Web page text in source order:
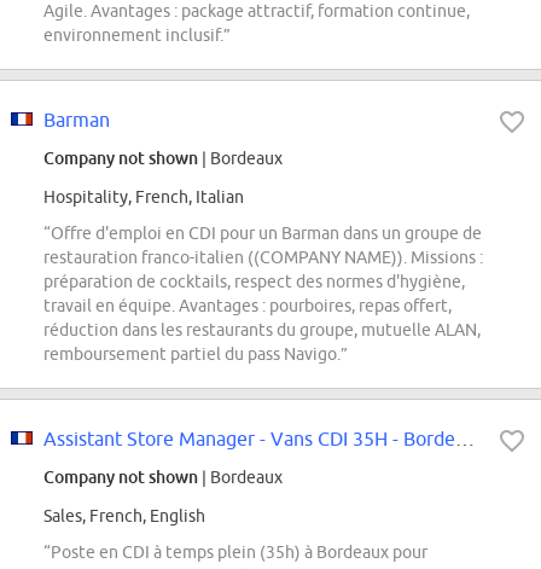
Agile. Avantages : package attractif, formation continue,
environnement inclusif.”
Barman
Company not shown | Bordeaux
Hospitality, French, Italian
“Offre d'emploi en CDI pour un Barman dans un groupe de
restauration franco-italien ((COMPANY NAME)). Missions :
préparation de cocktails, respect des normes d'hygiène,
travail en équipe. Avantages : pourboires, repas offert,
réduction dans les restaurants du groupe, mutuelle ALAN,
remboursement partiel du pass Navigo.”
Company not shown | Bordeaux
Sales, French, English
“Poste en CDI à temps plein (35h) à Bordeaux pour